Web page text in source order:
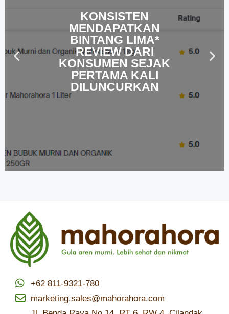
KONSISTEN
MENDAPATKAN
BINTANG LIMA*
REVIEW DARI
KONSUMEN SEJAK
PERTAMA KALI
DILUNCURKAN
+62 811-9321-780
marketing.sales@mahorahora.com